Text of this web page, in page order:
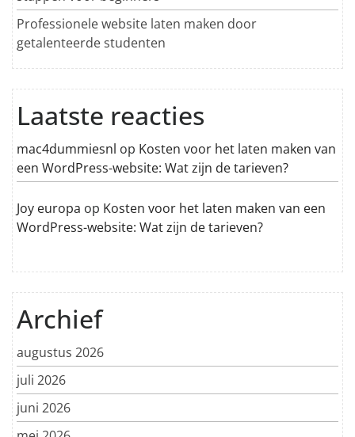
Professionele website laten maken door
getalenteerde studenten
Laatste reacties
mac4dummiesnl op Kosten voor het laten maken van
een WordPress-website: Wat zijn de tarieven?
Joy europa op Kosten voor het laten maken van een
WordPress-website: Wat zijn de tarieven?
Archief
augustus 2026
juli 2026
juni 2026